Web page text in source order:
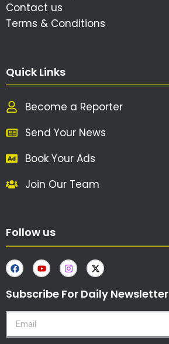
Contact us
Terms & Conditions
Quick Links
Become a Reporter
Send Your News
Book Your Ads
Join Our Team
Follow us
Subscribe For Daily Newsletter